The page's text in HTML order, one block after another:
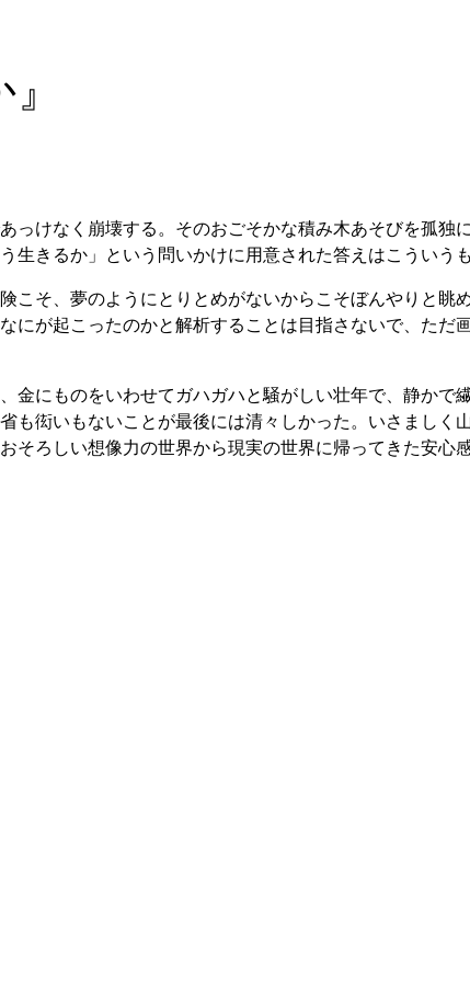
っけなく崩壊する。そのおごそかな積み木あそびを孤
きるか」という問いかけに用意された答えはこういう
こそ、夢のようにとりとめがないからこそぼんやりと
にが起こったのかと解析することは目指さないで、た
金にものをいわせてガハガハと騒がしい壮年で、静か
も衒いもないことが最後には清々しかった。いさまし
ろしい想像力の世界から現実の世界に帰ってきた安心